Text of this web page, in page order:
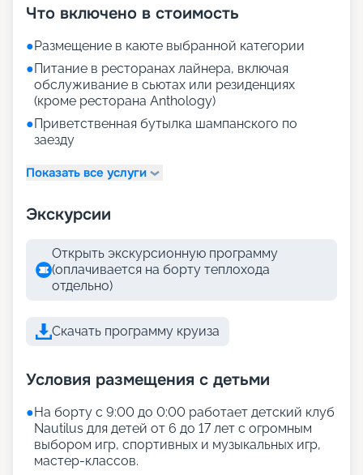
Что включено в стоимость
●Размещение в каюте выбранной категории
●Питание в ресторанах лайнера, включая
обслуживание в сьютах или резиденциях
(кроме ресторана Anthology)
●Приветственная бутылка шампанского по
заезду
Показать все услуги
Экскурсии
Открыть экскурсионную программу
(оплачивается на борту теплохода
отдельно)
Скачать программу круиза
Условия размещения с детьми
●На борту с 9:00 до 0:00 работает детский клуб
Nautilus для детей от 6 до 17 лет с огромным
выбором игр, спортивных и музыкальных игр,
мастер-классов.